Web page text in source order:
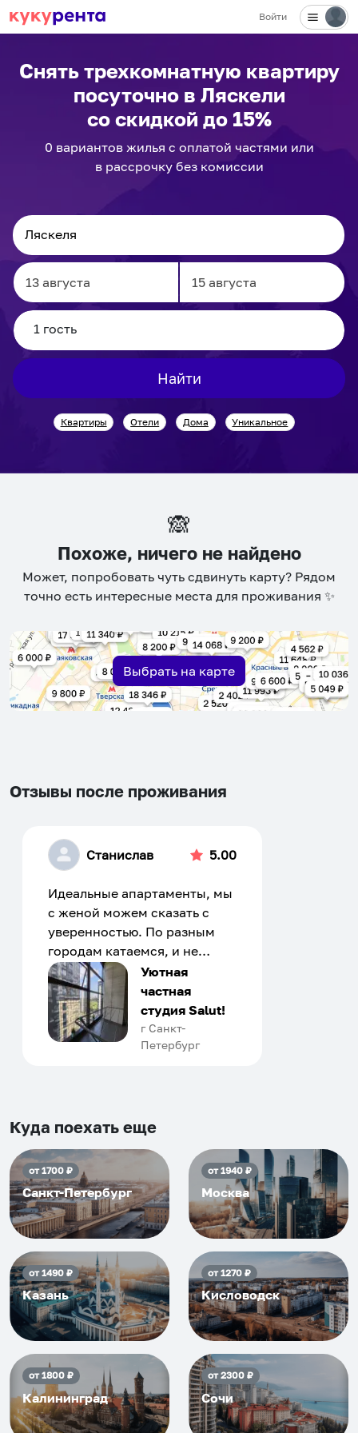
Войти
Снять трехкомнатную квартиру
посуточно в Ляскели
со скидкой до 15%
0 вариантовжилья с оплатой частями или
в рассрочку без комиссии
Navigate
forward
to
interact
with
calendar
question
mark
key
get
the
keyboard
shortcuts
for
Navigate
to
interact
with
calendar
Press
question
mark
key
get
the
keyboard
shortcuts
for
Найти
Квартиры Отели Дома Уникальное
🙈
Похоже, ничего не найдено
Может, попробовать чуть сдвинуть карту? Рядом
точно есть интересные места для проживания ✨
Выбрать на карте
Отзывы после проживания
Станислав 5.00
Идеальные апартаменты, мы
с женой можем сказать с
уверенностью. По разным
городам катаемся, и не
только в России. Сервис на
отличном уровне. Хозяин
апартаментов доброй души
человек, всегда можно
договориться, подскажет
приезжать еще...
Уютная
частная
студия Salut!
г Санкт-
Петербург
Куда поехать еще
от1700₽
Санкт-Петербург
от1940₽
Москва
от1490₽
Казань
от1270₽
Кисловодск
от1800₽
Калининград
от2300₽
Сочи